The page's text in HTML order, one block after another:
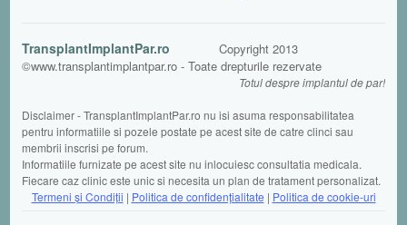
TransplantImplantPar.ro
Copyright 2013
©www.transplantimplantpar.ro - Toate drepturile rezervate
Totul despre implantul de par!
Disclaimer - TransplantImplantPar.ro nu isi asuma responsabilitatea
pentru informatiile si pozele postate pe acest site de catre clinci sau
membrii inscrisi pe forum.
Informatiile furnizate pe acest site nu inlocuiesc consultatia medicala.
Fiecare caz clinic este unic si necesita un plan de tratament personalizat.
Termeni şi Condiții | Politica de confidențialitate | Politica de cookie-uri